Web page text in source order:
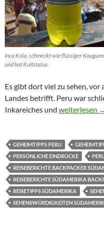
Inca Kola, schmeckt wie flüssiger
und hat Kultstatus
Es gibt dort viel zu sehen, vor
Landes betrifft. Peru war
Inkareiches und Peru:
weiterlesen
GEHEIMTIPPS PERU
PERSÖNLICHE EINDRÜCKE
REISEBERICHTE BACKPACKER
REISEBERICHTE SÜDAMERIKA
REISETIPPS SÜDAMERIKA
SEHENSWÜRDIGKEITEN